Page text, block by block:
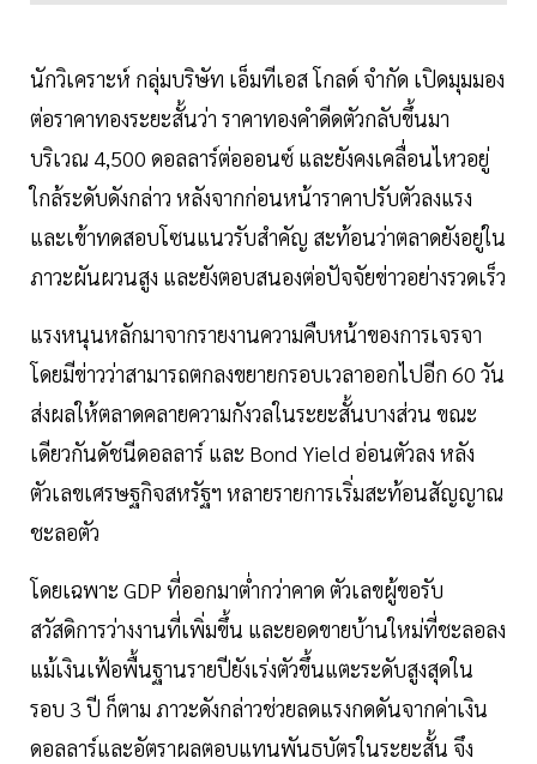
นักวิเคราะห์ กลุ่มบริษัท เอ็มทีเอส โกลด์ จํากัด เปิดมุมมอง
ต่อราคาทองระยะสั้นว่า ราคาทองคําดีดตัวกลับขึ้นมา
บริเวณ 4,500 ดอลลาร์ต่อออนซ์ และยังคงเคลื่อนไหวอยู่
ใกล้ระดับดังกล่าว หลังจากก่อนหน้าราคาปรับตัวลงแรง
และเข้าทดสอบโซนแนวรับสําคัญ สะท้อนว่าตลาดยังอยู่ใน
ภาวะผันผวนสูง และยังตอบสนองต่อปัจจัยข่าวอย่างรวดเร็ว
แรงหนุนหลักมาจากรายงานความคืบหน้าของการเจรจา
โดยมีข่าวว่าสามารถตกลงขยายกรอบเวลาออกไปอีก 60 วัน
ส่งผลให้ตลาดคลายความกังวลในระยะสั้นบางส่วน ขณะ
เดียวกันดัชนีดอลลาร์ และ Bond Yield อ่อนตัวลง หลัง
ตัวเลขเศรษฐกิจสหรัฐฯ หลายรายการเริ่มสะท้อนสัญญาณ
ชะลอตัว
โดยเฉพาะ GDP ที่ออกมาต่ำกว่าคาด ตัวเลขผู้ขอรับ
สวัสดิการว่างงานที่เพิ่มขึ้น และยอดขายบ้านใหม่ที่ชะลอลง
แม้เงินเฟ้อพื้นฐานรายปียังเร่งตัวขึ้นแตะระดับสูงสุดใน
รอบ 3 ปี ก็ตาม ภาวะดังกล่าวช่วยลดแรงกดดันจากค่าเงิน
ดอลลาร์และอัตราผลตอบแทนพันธบัตรในระยะสั้น จึง